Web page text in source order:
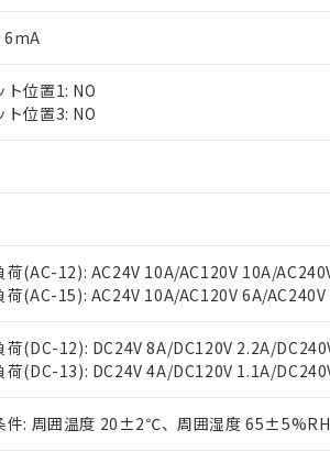
6mA
ト位置1: NO
ト位置3: NO
荷(AC-12): AC24V 10A/AC120V 10A/
荷(AC-15): AC24V 10A/AC120V 6A/
荷(DC-12): DC24V 8A/DC120V 2.2A/
荷(DC-13): DC24V 4A/DC120V 1.1A/
件: 周囲温度 20±2℃、周囲湿度
本サービスは、当社制御機器事業取扱商
くものです。
当社制御機器事業取扱商品の中には、本
在庫状況および標準価格照会結果は、記
のであり、閲覧された時点での実際の在
い。
正式な納期状況および標準価格はお客様
対応状況
対応済み：EU RoHS指令（10物質）の非含
予定：EU RoHS指令（10物質）の非含有
予定なし：EU RoHS指令（10物質）の非
先様の事情により、非含有部品としていた
ります。
RoHS指令（10物質）：
1000ppm以下、 水銀(Hg) 1000ppm以下、 カドミウ
価クロム(Cr(Ⅵ)) 1000ppm以下、ポリ臭化ビフェニル類
ル酸ビス(2-エチルヘキシル) (DEHP)(別名：DOP)
DBP） 1000ppm以下、フタル酸ジイソブチル (DIBP)
、RoHS指令で産業用監視および制御機器に対する適用除
ル酸エステル類の４物質については閾値を超える意図的
中国RoHS○×表
」：最大均質材料含有率が中国RoHSの基
」：最大均質材料含有率が中国RoHSの基
」：未確認です。当社販売部門へお問い合
国RoHS10物質の基準値 (GB/T26572)：
) :1000ppm、 Hg(水銀) : 1000ppm、 Cd(カドミウム) :
六価クロム) : 1000ppm、 PBBs(ポリ臭化ビフェニル
当社は、これら貴社製品のうち、外国為
う）を輸出または国外への提供する場合
などの必要な手続きをとります。
当社は規制貨物を破棄する場合は、完全
ます。
当社は貴社製品を、核兵器、ミサイル、
置等に一切使用いたしません。
説明
一定数以上の在庫あり